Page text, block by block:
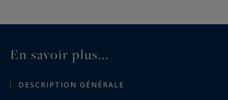
En savoir plus...
DESCRIPTION GÉNÉRALE